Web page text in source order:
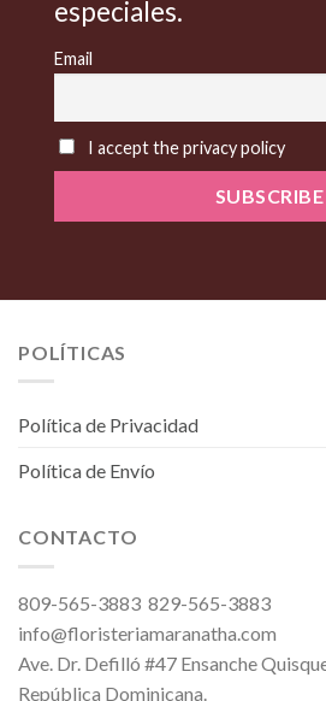
especiales.
Email
I accept the privacy policy
POLÍTICAS
Política de Privacidad
Política de Envío
CONTACTO
809-565-3883 829-565-3883
info@floristeriamaranatha.com
Ave. Dr. Defilló #47 Ensanche
República Dominicana.